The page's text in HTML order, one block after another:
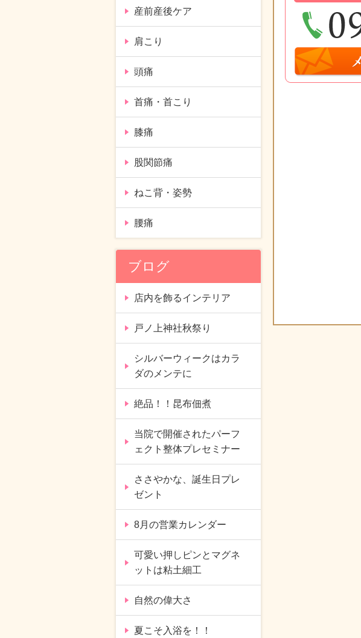
産前産後ケア
肩こり
頭痛
首痛・首こり
膝痛
股関節痛
ねこ背・姿勢
腰痛
ブログ
店内を飾るインテリア
戸ノ上神社秋祭り
シルバーウィークはカラ
ダのメンテに
絶品！！昆布佃煮
当院で開催されたパーフ
ェクト整体プレセミナー
ささやかな、誕生日プレ
ゼント
8月の営業カレンダー
可愛い押しピンとマグネ
ットは粘土細工
自然の偉大さ
夏こそ入浴を！！